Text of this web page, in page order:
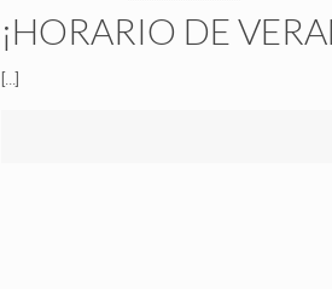
¡HORARIO DE
[...]